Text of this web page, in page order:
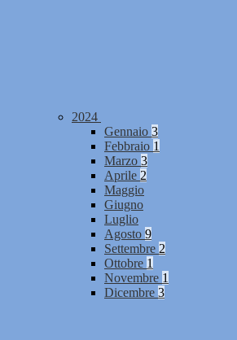
2024
Gennaio 3
Febbraio 1
Marzo 3
Aprile 2
Maggio
Giugno
Luglio
Agosto 9
Settembre 2
Ottobre 1
Novembre 1
Dicembre 3